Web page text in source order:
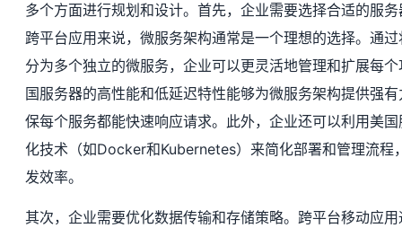
多个方面进行规划和设计。首先，企业需要选择合适的服
跨平台应用来说，微服务架构通常是一个理想的选择。通
分为多个独立的微服务，企业可以更灵活地管理和扩展每
国服务器的高性能和低延迟特性能够为微服务架构提供强
保每个服务都能快速响应请求。此外，企业还可以利用美
化技术（如Docker和Kubernetes）来简化部署和管理流程
发效率。
其次，企业需要优化数据传输和存储策略。跨平台移动应